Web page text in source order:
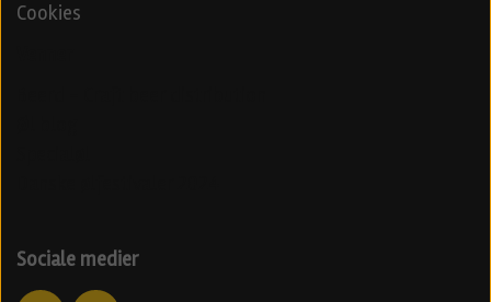
Cookies
Sociale medier